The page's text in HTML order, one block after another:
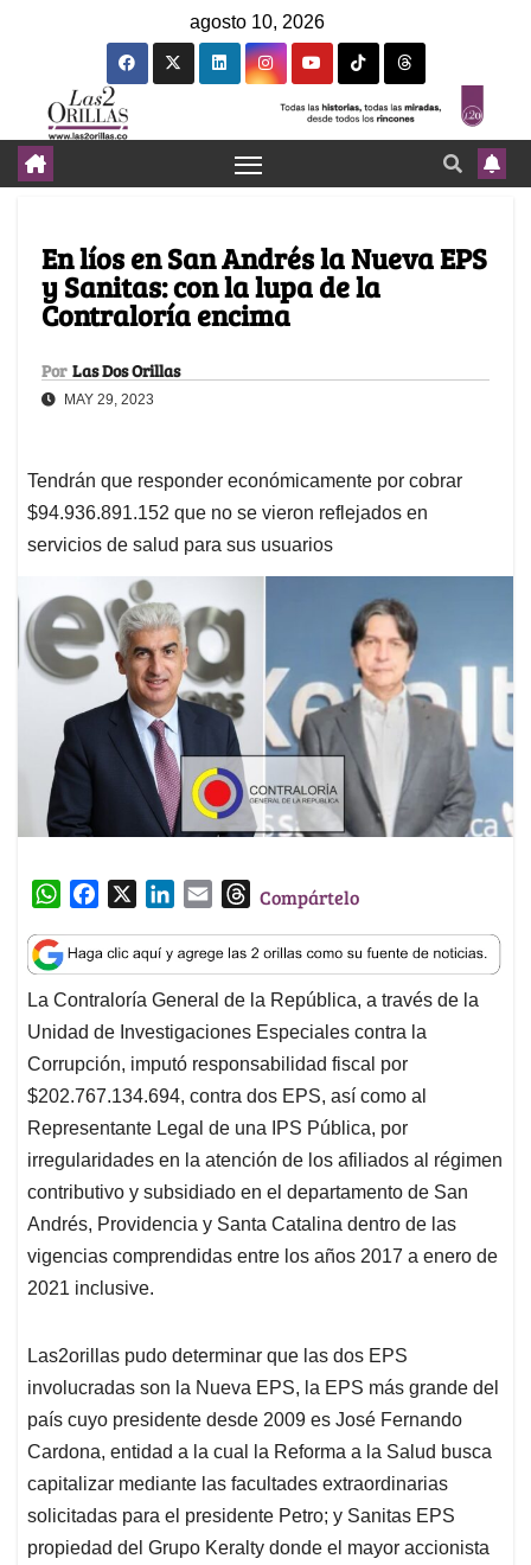
agosto 10, 2026
En líos en San Andrés la Nueva EPS
y Sanitas: con la lupa de la
Contraloría encima
Por Las Dos Orillas
MAY 29, 2023
Tendrán que responder económicamente por cobrar
$94.936.891.152 que no se vieron reflejados en
servicios de salud para sus usuarios
W
a
t
s
A
p
p
c
e
b
o
o
k
n
k
e
d
I
n
a
i
l
T
r
e
a
d
s
Compártelo
La Contraloría General de la República, a través de la
Unidad de Investigaciones Especiales contra la
Corrupción, imputó responsabilidad fiscal por
$202.767.134.694, contra dos EPS, así como al
Representante Legal de una IPS Pública, por
irregularidades en la atención de los afiliados al régimen
contributivo y subsidiado en el departamento de San
Andrés, Providencia y Santa Catalina dentro de las
vigencias comprendidas entre los años 2017 a enero de
2021 inclusive.
Las2orillas pudo determinar que las dos EPS
involucradas son la Nueva EPS, la EPS más grande del
país cuyo presidente desde 2009 es José Fernando
Cardona, entidad a la cual la Reforma a la Salud busca
capitalizar mediante las facultades extraordinarias
solicitadas para el presidente Petro; y Sanitas EPS
propiedad del Grupo Keralty donde el mayor accionista